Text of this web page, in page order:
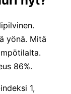
yönä. Mitä
86%.
1,